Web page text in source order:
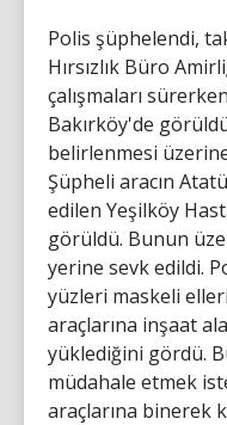
Polis şüphelendi,
Hırsızlık Büro
çalışmaları
Bakırköy'de
belirlenmesi
Şüpheli aracın
edilen Yeşilköy
görüldü. Bunun
yerine sevk edildi.
yüzleri maskeli
araçlarına inşaat
yüklediğini gördü.
müdahale etmek
araçlarına binerek